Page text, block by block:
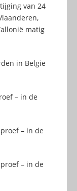
van 24
matig
in België
– in de
– in de
– in de